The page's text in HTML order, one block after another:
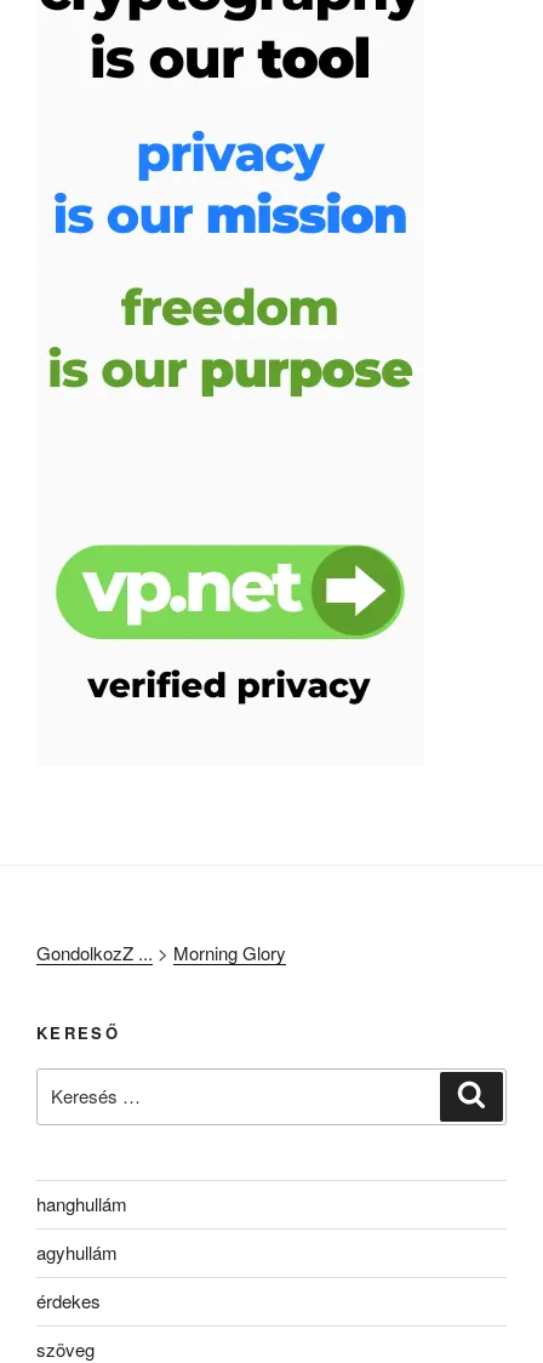
GondolkozZ ... > Morning Glory
KERESŐ
hanghullám
agyhullám
érdekes
szöveg